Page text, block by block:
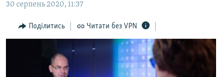
Перейти
пошуку
ПОГЛЯД
ІНТЕРВ'Ю
СПЕЦПРОЕКТИ
30 серпень 2020, 11:37
Поділитись Читати без VPN